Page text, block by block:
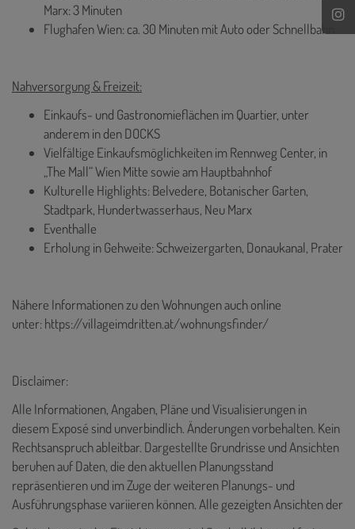
Marx: 3 Minuten
Flughafen Wien: ca. 30 Minuten mit Auto oder Schnellbahn
Nahversorgung & Freizeit:
Einkaufs- und Gastronomieflächen im Quartier, unter
anderem in den DOCKS
Vielfältige Einkaufsmöglichkeiten im Rennweg Center, in
„The Mall“ Wien Mitte sowie am Hauptbahnhof
Kulturelle Highlights: Belvedere, Botanischer Garten,
Stadtpark, Hundertwasserhaus, Neu Marx
Eventhalle
Erholung in Gehweite: Schweizergarten, Donaukanal, Prater
Nähere Informationen zu den Wohnungen auch online
unter:https://villageimdritten.at/wohnungsfinder/
Disclaimer:
Alle Informationen, Angaben, Pläne und Visualisierungen in
diesem Exposé sind unverbindlich. Änderungen vorbehalten. Kein
Rechtsanspruch ableitbar. Dargestellte Grundrisse und Ansichten
beruhen auf Daten, die den aktuellen Planungsstand
repräsentieren und im Zuge der weiteren Planungs- und
Ausführungsphase variieren können. Alle gezeigten Ansichten der